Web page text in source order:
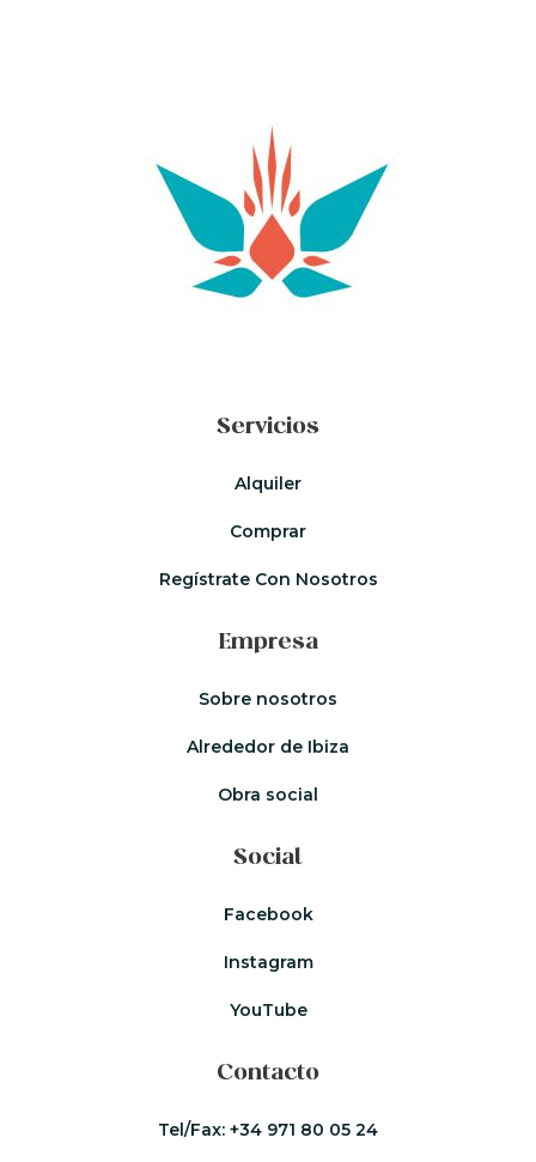
Servicios
Alquiler
Comprar
Regístrate Con Nosotros
Empresa
Sobre nosotros
Alrededor de Ibiza
Obra social
Social
Facebook
Instagram
YouTube
Contacto
Tel/Fax: +34 971 80 05 24